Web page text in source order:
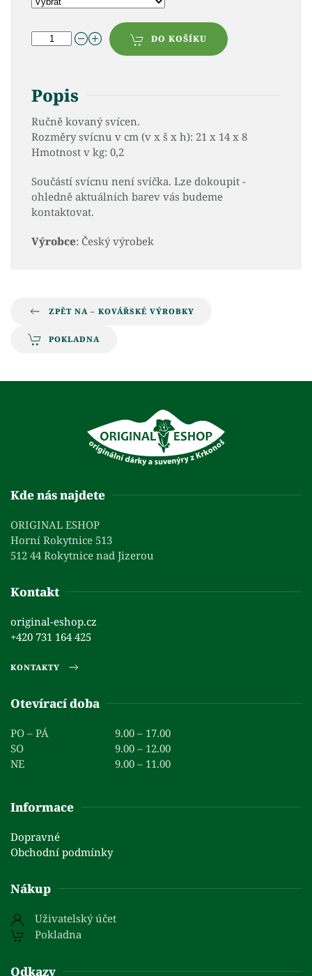
DO KOŠÍKU
Popis
Ručně kovaný svícen.
Rozměry svícnu v cm (v x š x h): 21 x 14 x 8
Hmotnost v kg: 0,2
Součástí svícnu není svíčka. Lze dokoupit -
ohledně aktuálních barev vás budeme
kontaktovat.
Výrobce: Český výrobek
ZPĚT NA – KOVÁŘSKÉ VÝROBKY
POKLADNA
Kde nás najdete
ORIGINAL ESHOP
Horní Rokytnice 513
512 44 Rokytnice nad Jizerou
Kontakt
original-eshop.cz
+420 731 164 425
KONTAKTY
Otevírací doba
PO – PÁ
9.00 – 17.00
SO
9.00 – 12.00
NE
9.00 – 11.00
Informace
Dopravné
Obchodní podmínky
Nákup
Uživatelský účet
Pokladna
Odkazy